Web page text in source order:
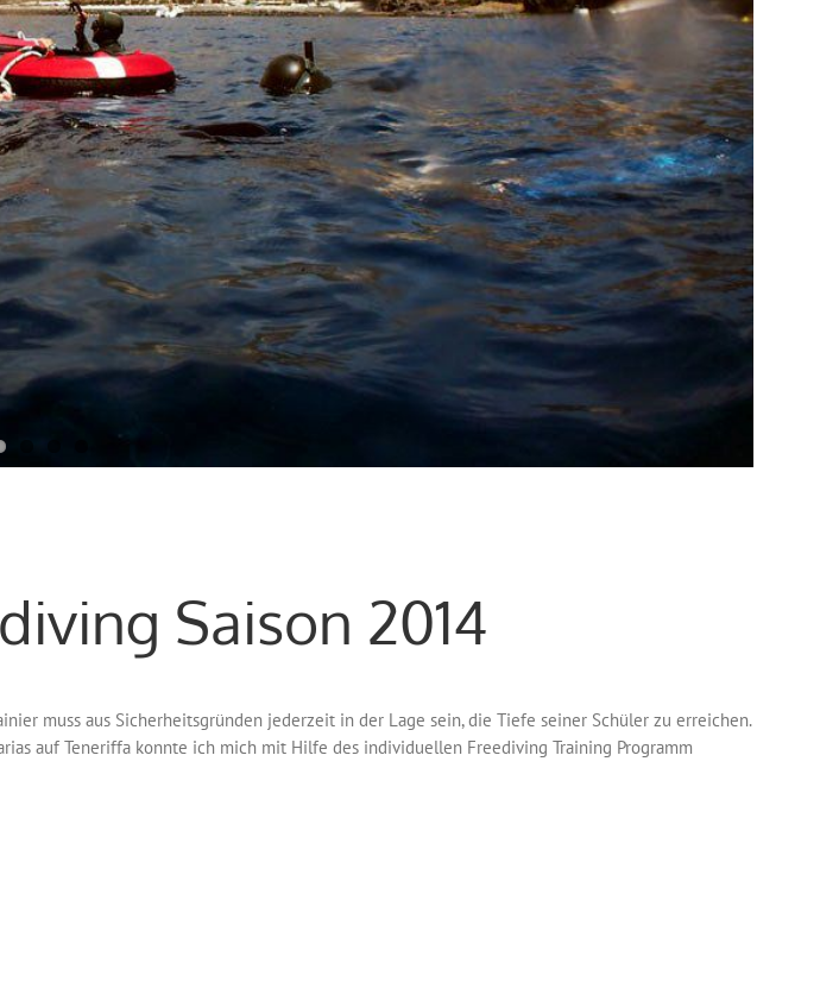
Saison 2014
muss aus Sicherheitsgründen jederzeit in der Lage sein, die Tiefe seiner Schüler zu erreichen.
auf Teneriffa konnte ich mich mit Hilfe des individuellen Freediving Training Programm